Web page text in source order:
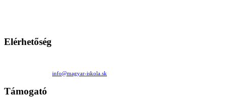
Elérhetőség
info@magyar-iskola.sk
Támogató